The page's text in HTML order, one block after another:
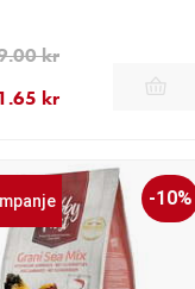
kr
kr
-10%